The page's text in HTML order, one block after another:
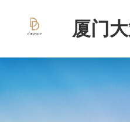
厦门